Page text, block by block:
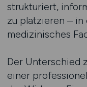
strukturiert,
zu platzieren – in
medizinisches
Der Unterschied
einer